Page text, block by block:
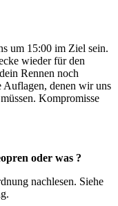
um 15:00 im Ziel sein.
wieder für den
Rennen noch
Auflagen, denen wir uns
Kompromisse
oder was ?
nachlesen. Siehe